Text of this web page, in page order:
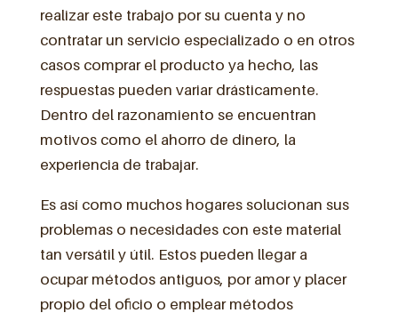
realizar este trabajo por su cuenta y no
contratar un servicio especializado o en otros
casos comprar el producto ya hecho, las
respuestas pueden variar drásticamente.
Dentro del razonamiento se encuentran
motivos como el ahorro de dinero, la
experiencia de trabajar.
Es así como muchos hogares solucionan sus
problemas o necesidades con este material
tan versátil y útil. Estos pueden llegar a
ocupar métodos antiguos, por amor y placer
propio del oficio o emplear métodos